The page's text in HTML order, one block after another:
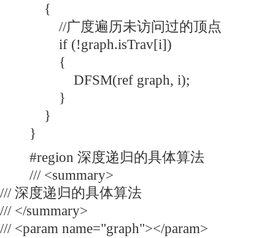
{
//广度遍历未访问过的顶点
if (!graph.isTrav[i])
{
DFSM(ref graph, i);
}
}
}
#region 深度递归的具体算法
/// <summary>
/// 深度递归的具体算法
/// </summary>
/// <param name="graph"></param>